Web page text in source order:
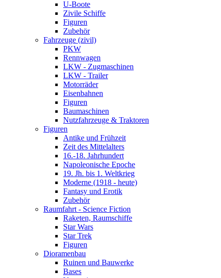
U-Boote
Zivile Schiffe
Figuren
Zubehör
Fahrzeuge (zivil)
PKW
Rennwagen
LKW - Zugmaschinen
LKW - Trailer
Motorräder
Eisenbahnen
Figuren
Baumaschinen
Nutzfahrzeuge & Traktoren
Figuren
Antike und Frühzeit
Zeit des Mittelalters
16.-18. Jahrhundert
Napoleonische Epoche
19. Jh. bis 1. Weltkrieg
Moderne (1918 - heute)
Fantasy und Erotik
Zubehör
Raumfahrt - Science Fiction
Raketen, Raumschiffe
Star Wars
Star Trek
Figuren
Dioramenbau
Ruinen und Bauwerke
Bases